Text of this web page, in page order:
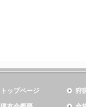
トップページ 狩